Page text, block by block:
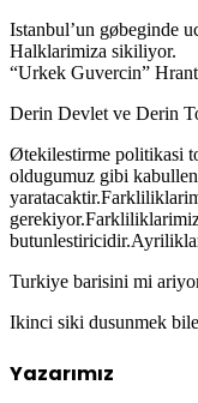
Istanbul’un gøbeginde
Halklarimiza sikiliyor.
“Urkek Guvercin”
Derin Devlet ve Derin
Øtekilestirme politikasi
oldugumuz gibi
Turkiye barisini mi
Ikinci siki dusunmek
Yazarımız